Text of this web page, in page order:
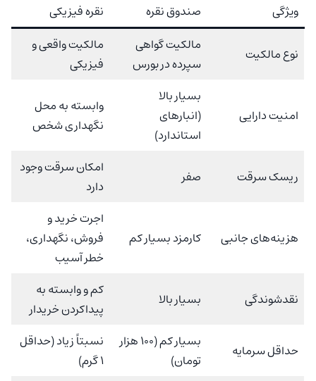
ویژگی
صندوق نقره نقره فیزیکی
نوع مالکیت
مالکیت گواهی
سپرده در بورس
مالکیت واقعی و
فیزیکی
امنیت دارایی
بسیار بالا
(انبارهای
استاندارد)
وابسته به محل
نگهداری شخص
ریسک سرقت صفر
امکان سرقت وجود
دارد
هزینه‌های جانبی کارمزد بسیار کم
اجرت خرید و
فروش، نگهداری،
خطر آسیب
نقدشوندگی بسیار بالا
کم و وابسته به
پیداکردن خریدار
حداقل سرمایه
بسیار کم (100 هزار
تومان)
نسبتاً زیاد (حداقل
1 گرم)